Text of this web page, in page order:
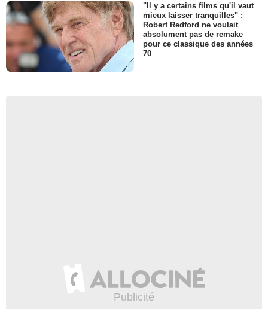
"Il y a certains films qu'il vaut
mieux laisser tranquilles" :
Robert Redford ne voulait
absolument pas de remake
pour ce classique des années
70